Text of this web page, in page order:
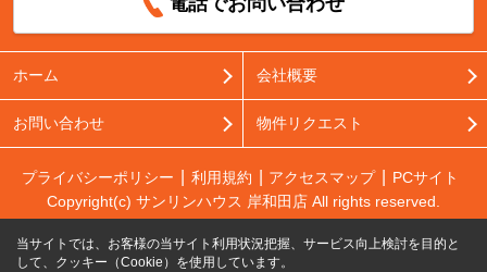
ホーム 会社概要
お問い合わせ 物件リクエスト
プライバシーポリシー 利用規約 アクセスマップ
PCサイト
Copyright(c) サンリンハウス 岸和田店 All rights reserved.
当サイトでは、お客様の当サイト利用状況把握、サービス向上検討を目的と
して、クッキー（Cookie）を使用しています。